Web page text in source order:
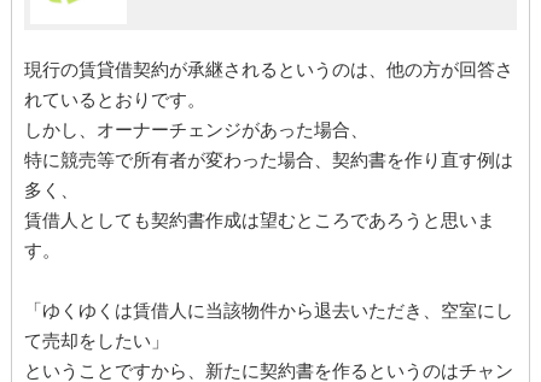
現行の賃貸借契約が承継されるというのは、他の方が回答さ
れているとおりです。
しかし、オーナーチェンジがあった場合、
特に競売等で所有者が変わった場合、契約書を作り直す例は
多く、
賃借人としても契約書作成は望むところであろうと思いま
す。
「ゆくゆくは賃借人に当該物件から退去いただき、空室にし
て売却をしたい」
ということですから、新たに契約書を作るというのはチャン